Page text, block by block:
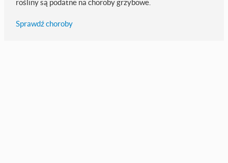
rośliny są podatne na choroby grzybowe.
Sprawdź choroby